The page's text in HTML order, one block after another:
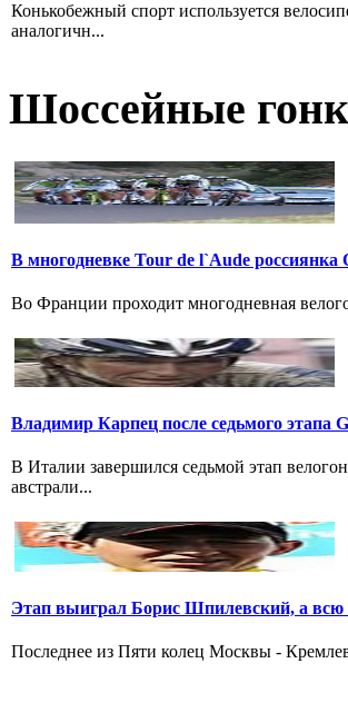
Конькобежный спорт используется
аналогичн...
Шоссейные
В многодневке Tour de l`Aude россиянка
Во Франции проходит многодневная
Владимир Карпец после седьмого этапа
В Италии завершился седьмой этап
австрали...
Этап выиграл Борис Шпилевский, а всю
Последнее из Пяти колец Москвы -